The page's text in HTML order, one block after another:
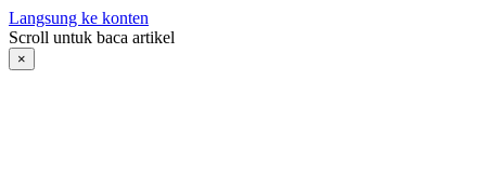
Langsung ke konten
Scroll untuk baca artikel
×